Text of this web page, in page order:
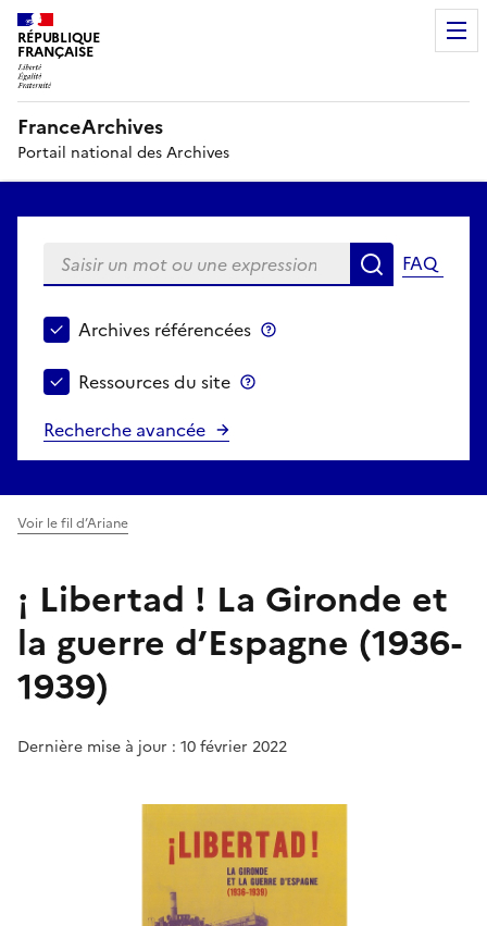
RÉPUBLIQUE
FRANÇAISE
FranceArchives
Portail national des Archives
Saisir un mot ou une expression Rechercher
FAQ
Choisir le périmètre de recherche
Archives référencées
Ressources du site
Recherche avancée
Voir le fil d’Ariane
¡ Libertad ! La Gironde et
la guerre d’Espagne (1936-
1939)
Dernière mise à jour : 10 février 2022